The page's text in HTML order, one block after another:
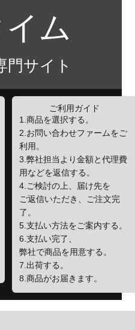
ム
門サイト
ご利用ガイド
1.商品を選択する。
2.お問い合わせファームをご
利用。
3.弊社担当より金額と代理費
用などを返信する。
4.ご検討の上、届け先を
ご返信いただき、ご注文完
了。
5.支払い方法をご案内する。
6.支払い完了、
弊社で商品を用意する。
7.出荷する。
8.商品がお届きます。